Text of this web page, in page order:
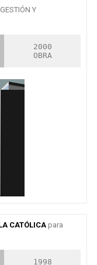
Y
2000
OBRA
CATÓLICA para
1998